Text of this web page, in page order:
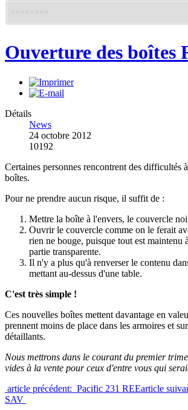
Ouverture des boîtes
Détails
News
24 octobre 2012
10192
Certaines personnes rencontrent des difficultés
boîtes.
Pour ne prendre aucun risque, il suffit de :
Mettre la boîte à l'envers, le couvercle
Ouvrir le couvercle comme on le ferait
rien ne bouge, puisque tout est maintenu
partie transparente.
Il n'y a plus qu'à renverser le contenu
mettant au-dessus d'une table.
C'est très simple !
Ces nouvelles boîtes mettent davantage en
prennent moins de place dans les armoires et
détaillants.
Nous mettrons dans le courant du premier
vides à la vente pour ceux d'entre vous qui
article précédent: Pacific 231 REEarticle
SAV